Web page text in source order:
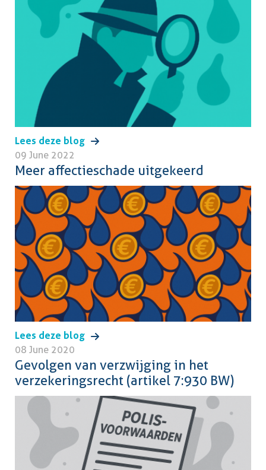
Lees deze blog
09 June 2022
Meer affectieschade uitgekeerd
Lees deze blog
08 June 2020
Gevolgen van verzwijging in het
verzekeringsrecht (artikel 7:930 BW)